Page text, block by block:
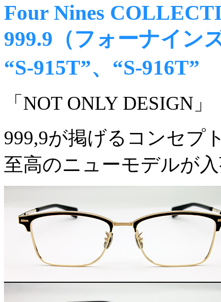
Four Nines
999.9（フォーナイン
“S-915T”、“S-916T”
「NOT ONLY DESIGN」
999,9が掲げるコンセプ
至高のニューモデルが